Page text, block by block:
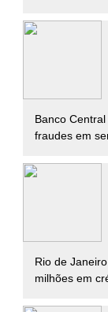
Banco
fraudes em
Rio de
milhões em